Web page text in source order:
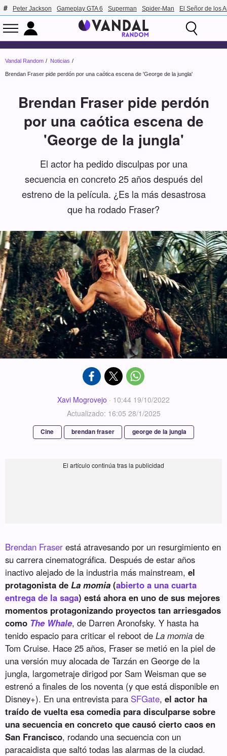
Peter Jackson Gameplay GTA 6 Superman Spider-Man El Señor de los
Vandal Random Noticias
Brendan Fraser pide perdón por una caótica escena de 'George de la jungla'
Brendan Fraser pide perdón
por una caótica escena de
'George de la jungla'
El actor ha pedido disculpas por una
secuencia en concreto 25 años después del
estreno de la película. ¿Es la más desastrosa
que ha rodado Fraser?
Xavi Mogrovejo · 10:44 19/10/2022
Actualizado: 16:05 28/1/2025
Cine brendan fraser george de la jungla
Brendan Fraser está atravesando por un resurgimiento en
su carrera cinematográfica. Después de estar años
inactivo alejado de la industria más mainstream,el
protagonista de La momia (abierto a una cuarta
entrega de la saga) está ahora en uno de sus mejores
momentos protagonizando proyectos tan arriesgados
como The Whale, de Darren Aronofsky. Y hasta ha
tenido espacio para criticar el reboot deLa momia de
Tom Cruise. Hace 25 años, Fraser se metió en la piel de
una versión muy alocada de Tarzán en George de la
jungla, largometraje dirigod por Sam Weisman que se
estrenó a finales de los noventa (y que está disponible en
Disney+). En una entrevista para SFGate,el actor ha
traído de vuelta esa comedia para disculparse sobre
una secuencia en concreto que causó cierto caos en
San Francisco, rodando una secuencia con un
paracaidista que saltó todas las alarmas de la ciudad.